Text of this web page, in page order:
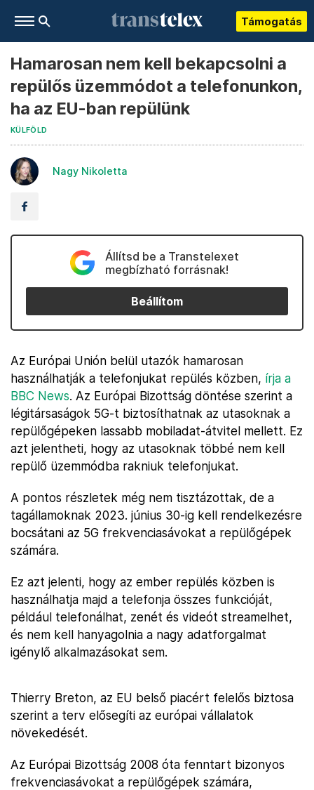
Támogatás
Hamarosan nem kell bekapcsolni a
repülős üzemmódot a telefonunkon,
ha az EU-ban repülünk
KÜLFÖLD
Nagy Nikoletta
Állítsd be a Transtelexet
megbízható forrásnak!
Beállítom
Az Európai Unión belül utazók hamarosan
használhatják a telefonjukat repülés közben, írja a
BBC News. Az Európai Bizottság döntése szerint a
légitársaságok 5G-t biztosíthatnak az utasoknak a
repülőgépeken lassabb mobiladat-átvitel mellett. Ez
azt jelentheti, hogy az utasoknak többé nem kell
repülő üzemmódba rakniuk telefonjukat.
A pontos részletek még nem tisztázottak, de a
tagállamoknak 2023. június 30-ig kell rendelkezésre
bocsátani az 5G frekvenciasávokat a repülőgépek
számára.
Ez azt jelenti, hogy az ember repülés közben is
használhatja majd a telefonja összes funkcióját,
például telefonálhat, zenét és videót streamelhet,
és nem kell hanyagolnia a nagy adatforgalmat
igénylő alkalmazásokat sem.
Thierry Breton, az EU belső piacért felelős biztosa
szerint a terv elősegíti az európai vállalatok
növekedését.
Az Európai Bizottság 2008 óta fenntart bizonyos
frekvenciasávokat a repülőgépek számára,